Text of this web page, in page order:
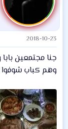
2018-10-23
جنا مجتمعين
وهم كباب شوفوا